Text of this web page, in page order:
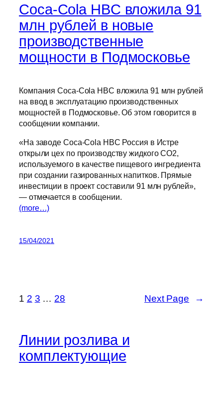
Coca-Cola HBC вложила 91
млн рублей в новые
производственные
мощности в Подмосковье
Компания Coca-Cola HBC вложила 91 млн рублей
на ввод в эксплуатацию производственных
мощностей в Подмосковье. Об этом говорится в
сообщении компании.
«На заводе Coca-Cola HBC Россия в Истре
открыли цех по производству жидкого СО2,
используемого в качестве пищевого ингредиента
при создании газированных напитков. Прямые
инвестиции в проект составили 91 млн рублей»,
— отмечается в сообщении.
(more…)
15/04/2021
1 2 3 … 28 Next Page →
Линии розлива и
комплектующие